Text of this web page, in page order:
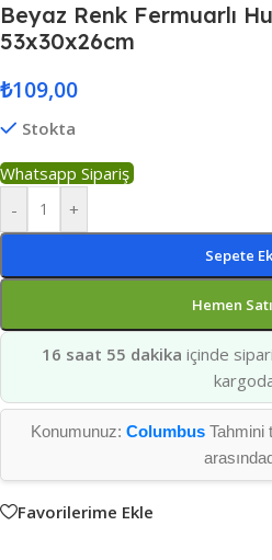
Beyaz Renk Fermuarlı
53x30x26cm
₺109,00
Stokta
Whatsapp Sipariş
-
+
Sepete
Hemen
16 saat 55 dakika içinde
Konumunuz: ColumbusTahmini
Favorilerime Ekle